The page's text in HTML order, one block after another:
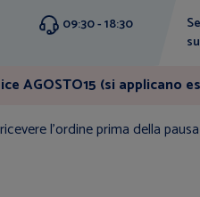
09:30 - 18:30
su
AGOSTO15 (si applicano
l'ordine prima della